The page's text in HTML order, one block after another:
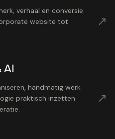
verhaal en conversie
website tot
↗
AI
handmatig werk
praktisch inzetten
↗